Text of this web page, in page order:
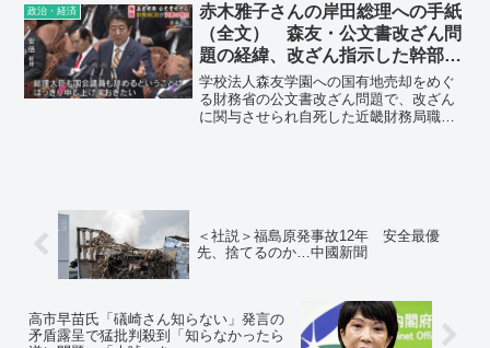
政治・経済
赤木雅子さんの岸田総理への手紙
（全文） 森友・公文書改ざん問
題の経緯、改ざん指示した幹部は
全員栄転
学校法人森友学園への国有地売却をめぐ
る財務省の公文書改ざん問題で、改ざん
に関与させられ自死した近畿財務局職
国会での衆議院代表質問で、いわゆる
「赤木ファイル」を記した財務省近畿財
へ回答を迫った。
＜社説＞福島原発事故12年 安全最優
先、捨てるのか…中國新聞
高市早苗氏「礒崎さん知らない」発言の
矛盾露呈で猛批判殺到「知らなかったら